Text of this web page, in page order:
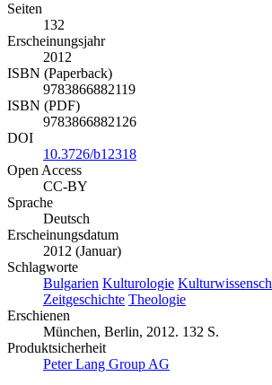
Seiten
132
Erscheinungsjahr
2012
ISBN (Paperback)
9783866882119
ISBN (PDF)
9783866882126
DOI
10.3726/b12318
Open Access
CC-BY
Sprache
Deutsch
Erscheinungsdatum
2012 (Januar)
Schlagworte
Bulgarien Kulturologie
Zeitgeschichte Theologie
Erschienen
München, Berlin, 2012. 132 S.
Produktsicherheit
Peter Lang Group AG